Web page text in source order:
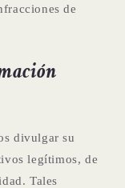
de
divulgar su
legítimos, de
Tales